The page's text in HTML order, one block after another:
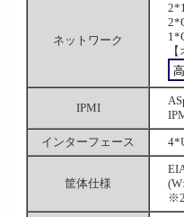
ネットワーク
IPMI
インターフェース
筐体仕様